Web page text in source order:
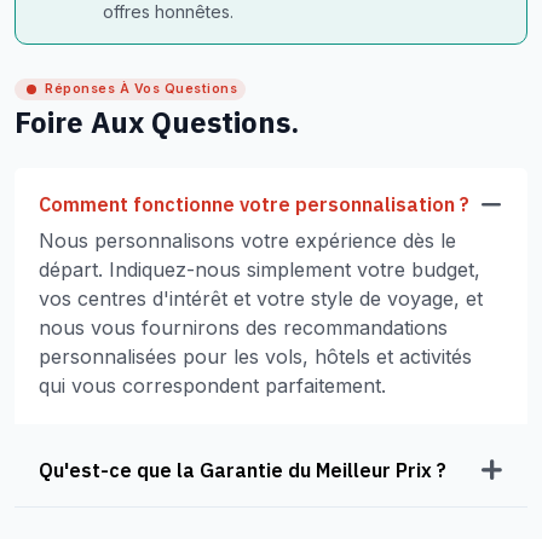
offres honnêtes.
Réponses À Vos Questions
Foire Aux Questions.
Comment fonctionne votre personnalisation ?
Nous personnalisons votre expérience dès le
départ. Indiquez-nous simplement votre budget,
vos centres d'intérêt et votre style de voyage, et
nous vous fournirons des recommandations
personnalisées pour les vols, hôtels et activités
qui vous correspondent parfaitement.
Qu'est-ce que la Garantie du Meilleur Prix ?